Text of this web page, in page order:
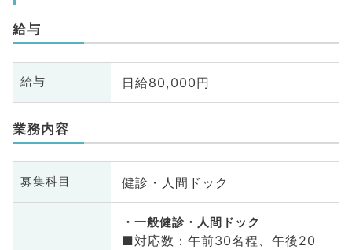
給与
給与 日給80,000円
業務内容
募集科目 健診・人間ドック
一般健診・人間ドック
■対応数：午前30名程、午後20